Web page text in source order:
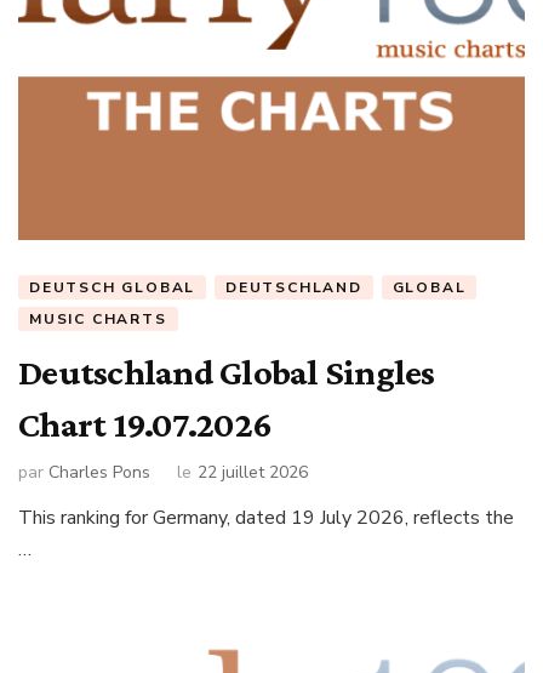
DEUTSCH GLOBAL DEUTSCHLAND
GLOBAL
MUSIC CHARTS
Deutschland Global Singles
Chart 19.07.2026
par Charles Pons le 22 juillet 2026
This ranking for Germany, dated 19 July 2026, reflects the
…